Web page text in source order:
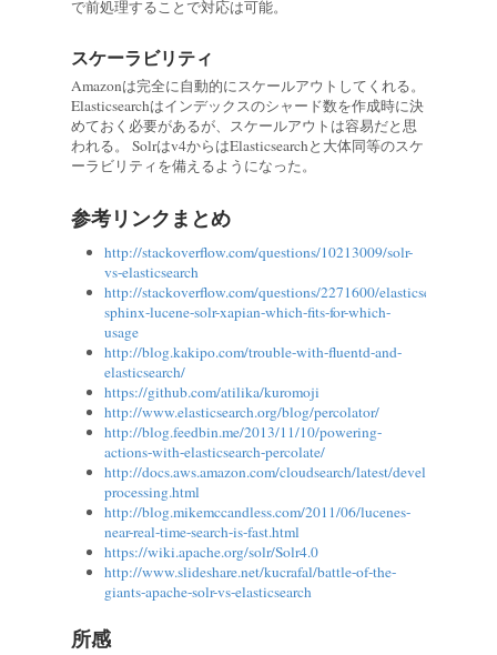
で前処理することで対応は可能。
スケーラビリティ
Amazonは完全に自動的にスケールアウトしてくれる。
Elasticsearchはインデックスのシャード数を作成時に決
めておく必要があるが、スケールアウトは容易だと思
われる。 Solrはv4からはElasticsearchと大体同等のスケ
ーラビリティを備えるようになった。
参考リンクまとめ
http://stackoverflow.com/questions/10213009/solr-
vs-elasticsearch
http://stackoverflow.com/questions/2271600/elasticsearch-
sphinx-lucene-solr-xapian-which-fits-for-which-
usage
http://blog.kakipo.com/trouble-with-fluentd-and-
elasticsearch/
https://github.com/atilika/kuromoji
http://www.elasticsearch.org/blog/percolator/
http://blog.feedbin.me/2013/11/10/powering-
actions-with-elasticsearch-percolate/
http://docs.aws.amazon.com/cloudsearch/latest/developerguide/
processing.html
http://blog.mikemccandless.com/2011/06/lucenes-
near-real-time-search-is-fast.html
https://wiki.apache.org/solr/Solr4.0
http://www.slideshare.net/kucrafal/battle-of-the-
giants-apache-solr-vs-elasticsearch
所感